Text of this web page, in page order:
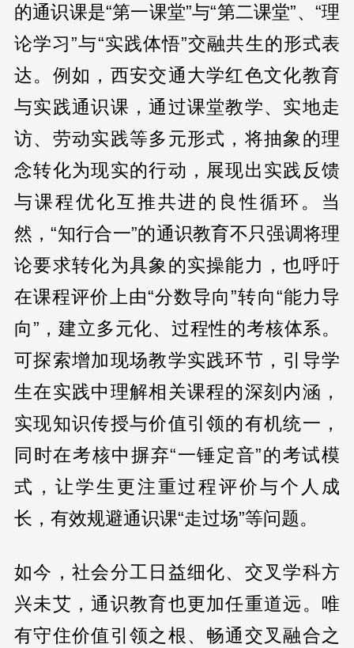
的通识课是“第一课堂”与“第二课堂”、“理
论学习”与“实践体悟”交融共生的形式表
达。例如，西安交通大学红色文化教育
与实践通识课，通过课堂教学、实地走
访、劳动实践等多元形式，将抽象的理
念转化为现实的行动，展现出实践反馈
与课程优化互推共进的良性循环。当
然，“知行合一”的通识教育不只强调将理
论要求转化为具象的实操能力，也呼吁
在课程评价上由“分数导向”转向“能力导
向”，建立多元化、过程性的考核体系。
可探索增加现场教学实践环节，引导学
生在实践中理解相关课程的深刻内涵，
实现知识传授与价值引领的有机统一，
同时在考核中摒弃“一锤定音”的考试模
式，让学生更注重过程评价与个人成
长，有效规避通识课“走过场”等问题。
如今，社会分工日益细化、交叉学科方
兴未艾，通识教育也更加任重道远。唯
有守住价值引领之根、畅通交叉融合之